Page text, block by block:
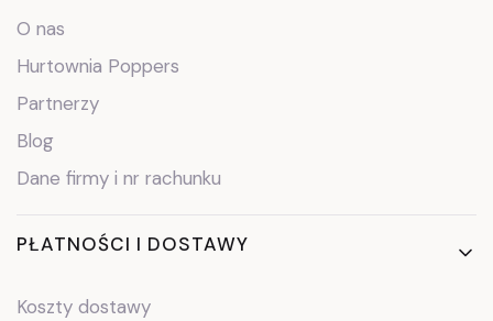
O nas
Hurtownia Poppers
Partnerzy
Blog
Dane firmy i nr rachunku
PŁATNOŚCI I DOSTAWY
Koszty dostawy